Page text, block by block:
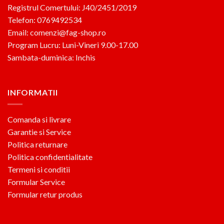
Registrul Comertului: J40/2451/2019
Telefon: 0769492534
Email: comenzi@fag-shop.ro
Program Lucru: Luni-Vineri 9.00-17.00
Sambata-duminica: Inchis
INFORMATII
Comanda si livrare
Garantie si Service
Politica returnare
Politica confidentialitate
Termeni si conditii
Formular Service
Formular retur produs